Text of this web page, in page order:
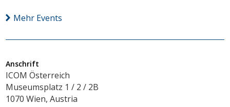
Mehr Events
Anschrift
ICOM Österreich
Museumsplatz 1 / 2 / 2B
1070 Wien, Austria